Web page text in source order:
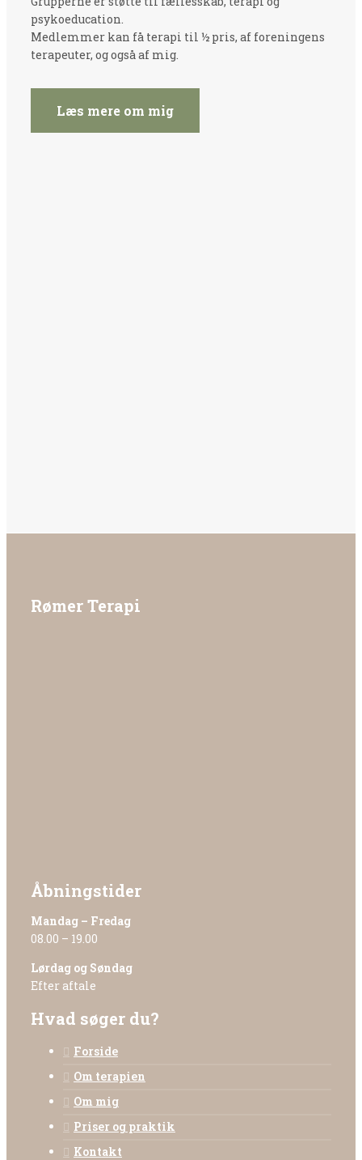
psykoeducation.
Medlemmer kan få terapi til ½ pris, af foreningens
terapeuter, og også af mig.
Læs mere om mig
Rømer Terapi
Åbningstider
Mandag – Fredag
08.00 – 19.00
Lørdag og Søndag
Efter aftale
Hvad søger du?
Forside
Om terapien
Om mig
Priser og praktik
Kontakt